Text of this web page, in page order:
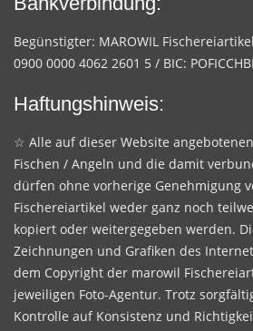
Begünstigter: MAROWIL
0900 0000 4062 2601 5 / BIC:
Haftungshinweis:
☆ Alle auf dieser Website
Fischen / Angeln und die damit
dürfen ohne vorherige Genehmigung
Fischereiartikel weder ganz noch
kopiert oder weitergegeben werden.
Zeichnungen und Grafiken des
dem Copyright der marowil
jeweiligen Foto-Agentur. Trotz
Kontrolle auf Konsistenz und